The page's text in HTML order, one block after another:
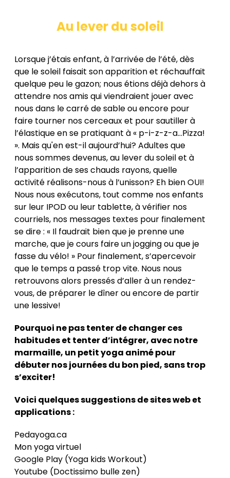
Au lever du soleil
Lorsque j’étais enfant, à l’arrivée de l’été, dès
que le soleil faisait son apparition et réchauffait
quelque peu le gazon; nous étions déjà dehors à
attendre nos amis qui viendraient jouer avec
nous dans le carré de sable ou encore pour
faire tourner nos cerceaux et pour sautiller à
l’élastique en se pratiquant à « p-i-z-z-a…Pizza!
». Mais qu'en est-il aujourd’hui? Adultes que
nous sommes devenus, au lever du soleil et à
l’apparition de ses chauds rayons, quelle
activité réalisons-nous à l’unisson? Eh bien OUI!
Nous nous exécutons, tout comme nos enfants
sur leur IPOD ou leur tablette, à vérifier nos
courriels, nos messages textes pour finalement
se dire : « Il faudrait bien que je prenne une
marche, que je cours faire un jogging ou que je
fasse du vélo! » Pour finalement, s’apercevoir
que le temps a passé trop vite. Nous nous
retrouvons alors pressés d’aller à un rendez-
vous, de préparer le dîner ou encore de partir
une lessive!
Pourquoi ne pas tenter de changer ces
habitudes et tenter d’intégrer, avec notre
marmaille, un petit yoga animé pour
débuter nos journées du bon pied, sans trop
s’exciter!
Voici quelques suggestions de sites web et
applications :
Pedayoga.ca
Mon yoga virtuel
Google Play (Yoga kids Workout)
Youtube (Doctissimo bulle zen)